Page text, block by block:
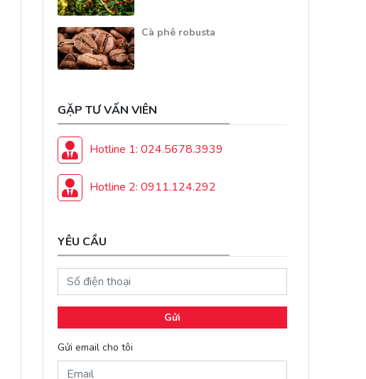
Cà phê robusta
GẶP TƯ VẤN VIÊN
Hotline 1: 024.5678.3939
Hotline 2: 0911.124.292
YÊU CẦU
Gửi
Gửi email cho tôi